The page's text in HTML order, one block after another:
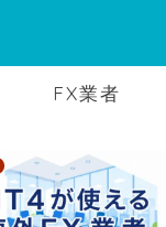
FX業者
無料ツール